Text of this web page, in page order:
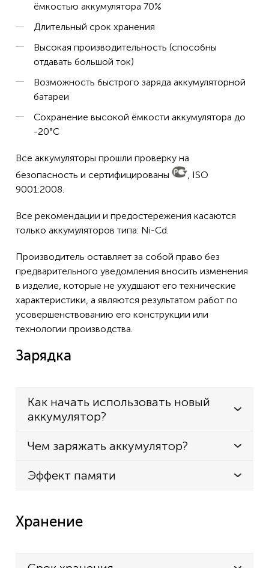
ёмкостью аккумулятора 70%
Длительный срок хранения
Высокая производительность (способны
отдавать большой ток)
Возможность быстрого заряда аккумуляторной
батареи
Сохранение высокой ёмкости аккумулятора до
-20°C
Все аккумуляторы прошли проверку на
безопасность и сертифицированы
, ISO
9001:2008.
Все рекомендации и предостережения касаются
только аккумуляторов типа: Ni-Cd.
Производитель оставляет за собой право без
предварительного уведомления вносить изменения
в изделие, которые не ухудшают его технические
характеристики, а являются результатом работ по
усовершенствованию его конструкции или
технологии производства.
Зарядка
Как начать использовать новый
аккумулятор?
Чем заряжать аккумулятор?
Эффект памяти
Хранение